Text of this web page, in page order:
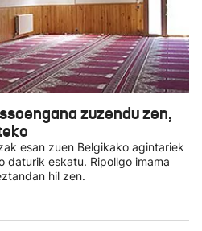
zuzendu zen,
esan zuen Belgikako agintariek
daturik eskatu. Ripollgo imama
hil zen.